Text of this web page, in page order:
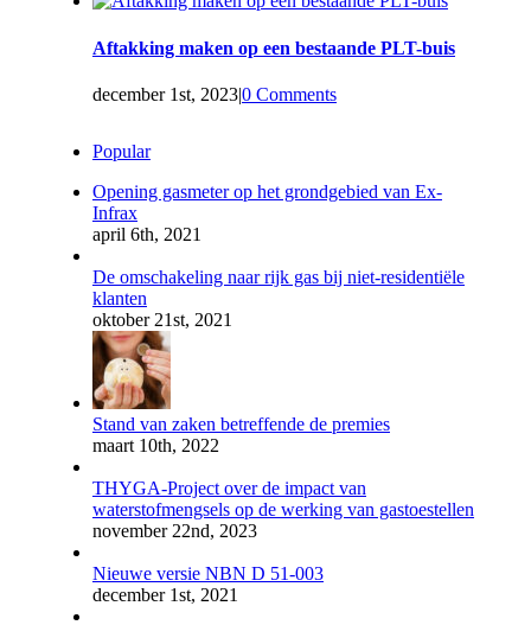
Aftakking maken op een bestaande PLT-buis
december 1st, 2023|0 Comments
Popular
Opening gasmeter op het grondgebied van Ex-
Infrax
april 6th, 2021
De omschakeling naar rijk gas bij niet-residentiële
klanten
oktober 21st, 2021
Stand van zaken betreffende de premies
maart 10th, 2022
THYGA-Project over de impact van
waterstofmengsels op de werking van gastoestellen
november 22nd, 2023
Nieuwe versie NBN D 51-003
december 1st, 2021